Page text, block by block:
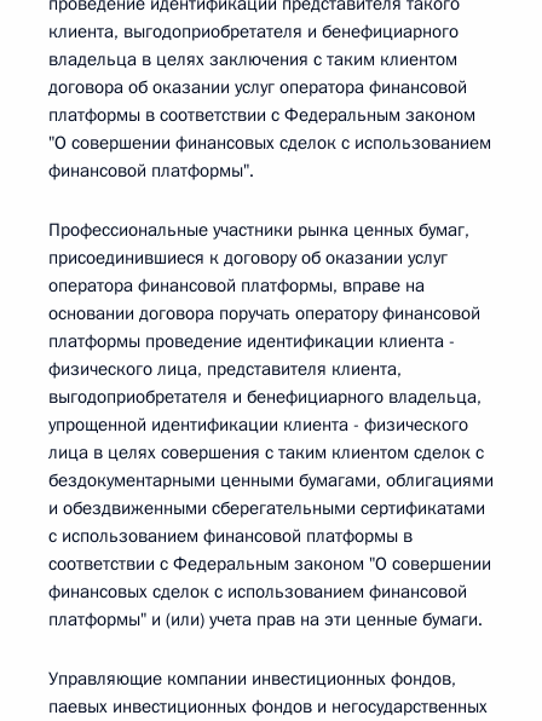
клиента, выгодоприобретателя и бенефициарного
владельца в целях заключения с таким клиентом
договора об оказании услуг оператора финансовой
платформы в соответствии с Федеральным законом
"О совершении финансовых сделок с использованием
финансовой платформы".
Профессиональные участники рынка ценных бумаг,
присоединившиеся к договору об оказании услуг
оператора финансовой платформы, вправе на
основании договора поручать оператору финансовой
платформы проведение идентификации клиента -
физического лица, представителя клиента,
выгодоприобретателя и бенефициарного владельца,
упрощенной идентификации клиента - физического
лица в целях совершения с таким клиентом сделок с
бездокументарными ценными бумагами, облигациями
и обездвиженными сберегательными сертификатами
с использованием финансовой платформы в
соответствии с Федеральным законом "О совершении
финансовых сделок с использованием финансовой
платформы" и (или) учета прав на эти ценные бумаги.
Управляющие компании инвестиционных фондов,
паевых инвестиционных фондов и негосударственных